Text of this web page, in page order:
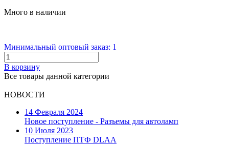
Много в наличии
Минимальный оптовый заказ: 1
В корзину
Все товары данной категории
НОВОСТИ
14 Февраля 2024
Новое поступление - Разъемы для автоламп
10 Июля 2023
Поступление ПТФ DLAA